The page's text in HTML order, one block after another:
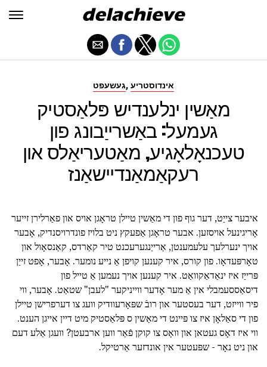
געשעפט, אינדוסטריע
מאַשין ינלענדיש פּלאַסטיק
געמעל: באַשרייַבונג פון
טעכנאָלאָגיע, מאַטעריאַלס און
רעקאַמאַנדיישאַנז
איבער צייַט, דער גוף פון די מאַשין טיילן טראָגן אויס און פאַרלירן זייער
אָריגינעל אויסזען. אבער טראָגן אַפעקץ ניט בלויז פונדרויסנדיק, אָבער
אויך ינערלעך עלעמענטן, אַרייַנגערעכנט טיר קאַרדס, קאַנסאָול און
טאָרפּעדאָו. פון קורס, איר קענען קויפן אַ נייע נומער. אָבער, אָפט זייַן
פּרייַז איז ינאַדאַקוואַט. איר קענען אויך נעמען אַ טייל פון
דיסאַססעמבלי אין אַ מער אָדער ווייניקער "לעבן" שטאַט. אָבער, ווי
פיר ווייזט, דער בעסטער און רובֿ שפּאָרעוודיק וועג צו דערפרישן טיילן
פון די סאַלאָן איז צו פּיינט די מאַשין ס פּלאַסטיק מיט דיין אייגן הענט.
ווי איז דאָס געטאן און וואָס צו קוקן פֿאַר ווען ארבעטן? וועגן אַלע דעם
און ניט נאָר - שפּעטער אין אונדזער אַרטיקל.